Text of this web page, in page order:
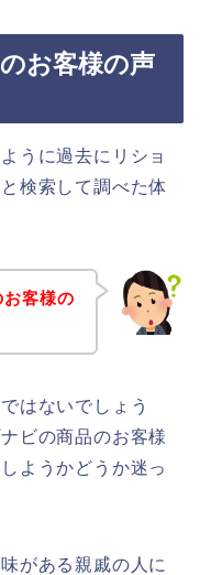
お客様の声
うに過去にリショ
検索して調べた体
客様の
はないでしょう
ビの商品のお客様
ようかどうか迷っ
がある親戚の人に